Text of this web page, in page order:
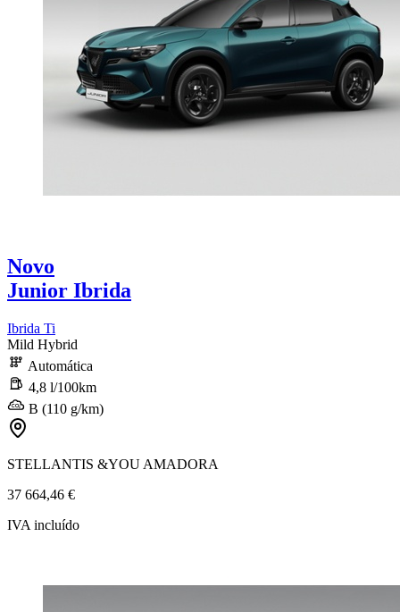
Novo
Junior Ibrida
Ibrida Ti
Mild Hybrid
Automática
4,8 l/100km
B (110 g/km)
STELLANTIS &YOU AMADORA
37 664,46 €
IVA incluído